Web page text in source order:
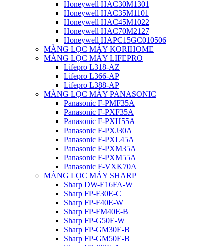
Honeywell HAC30M1301
Honeywell HAC35M1101
Honeywell HAC45M1022
Honeywell HAC70M2127
Honeywell HAPC15GC010506
MÀNG LỌC MÁY KORIHOME
MÀNG LỌC MÁY LIFEPRO
Lifepro L318-AZ
Lifepro L366-AP
Lifepro L388-AP
MÀNG LỌC MÁY PANASONIC
Panasonic F-PMF35A
Panasonic F-PXF35A
Panasonic F-PXH55A
Panasonic F-PXJ30A
Panasonic F-PXL45A
Panasonic F-PXM35A
Panasonic F-PXM55A
Panasonic F-VXK70A
MÀNG LỌC MÁY SHARP
Sharp DW-E16FA-W
Sharp FP-F30E-C
Sharp FP-F40E-W
Sharp FP-FM40E-B
Sharp FP-G50E-W
Sharp FP-GM30E-B
Sharp FP-GM50E-B